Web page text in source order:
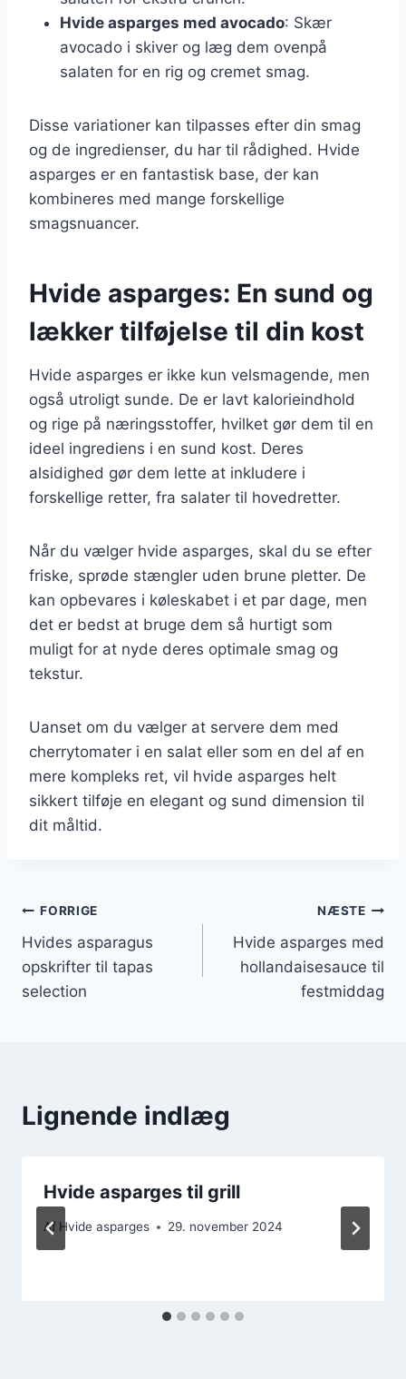
Hvide asparges med avocado: Skær
avocado i skiver og læg dem ovenpå
salaten for en rig og cremet smag.
Disse variationer kan tilpasses efter din smag
og de ingredienser, du har til rådighed. Hvide
asparges er en fantastisk base, der kan
kombineres med mange forskellige
smagsnuancer.
Hvide asparges: En sund og
lækker tilføjelse til din kost
Hvide asparges er ikke kun velsmagende, men
også utroligt sunde. De er lavt kalorieindhold
og rige på næringsstoffer, hvilket gør dem til en
ideel ingrediens i en sund kost. Deres
alsidighed gør dem lette at inkludere i
forskellige retter, fra salater til hovedretter.
Når du vælger hvide asparges, skal du se efter
friske, sprøde stængler uden brune pletter. De
kan opbevares i køleskabet i et par dage, men
det er bedst at bruge dem så hurtigt som
muligt for at nyde deres optimale smag og
tekstur.
Uanset om du vælger at servere dem med
cherrytomater i en salat eller som en del af en
mere kompleks ret, vil hvide asparges helt
sikkert tilføje en elegant og sund dimension til
dit måltid.
Indlægsnavigation
FORRIGE
Hvides asparagus
opskrifter til tapas
selection
NÆSTE
Hvide asparges med
hollandaisesauce til
festmiddag
Lignende indlæg
Hvide asparges til grill
Af Hvide asparges 29. november 2024